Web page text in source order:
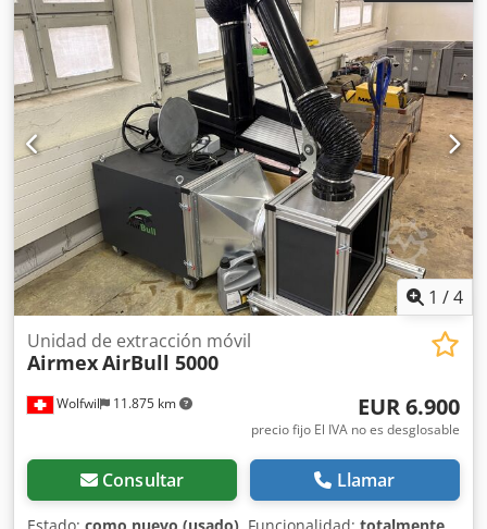
1 /4
Wolfwil 11.875 km
Unidad de extracción móvil
AirmexAirBull 5000
EUR 6.900
precio fijo El IVA no es desglosable
Consultar Llamar